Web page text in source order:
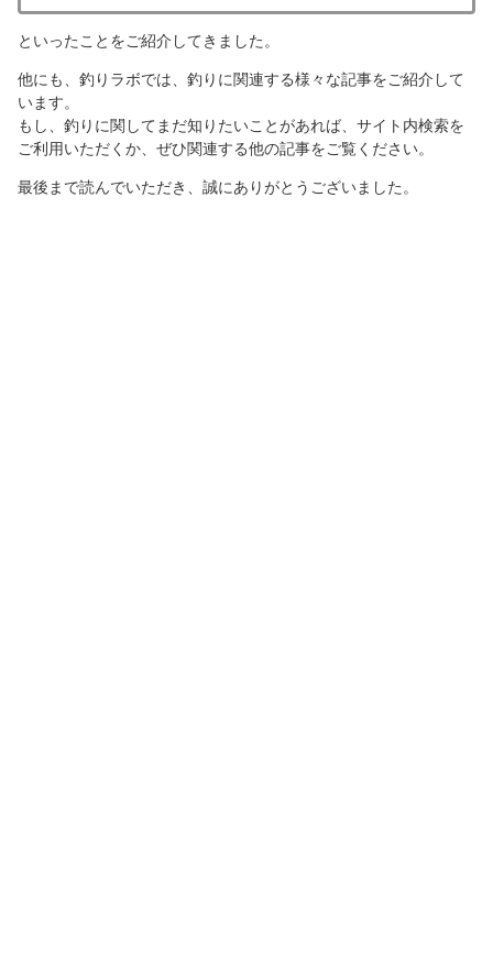
といったことをご紹介してきました。
他にも、釣りラボでは、釣りに関連する様々な記事をご紹介して
います。
もし、釣りに関してまだ知りたいことがあれば、サイト内検索を
ご利用いただくか、ぜひ関連する他の記事をご覧ください。
最後まで読んでいただき、誠にありがとうございました。